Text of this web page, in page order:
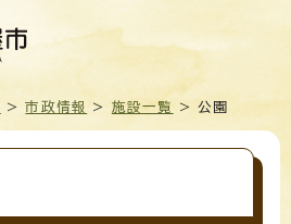
>市政情報 > 施設一覧 > 公園